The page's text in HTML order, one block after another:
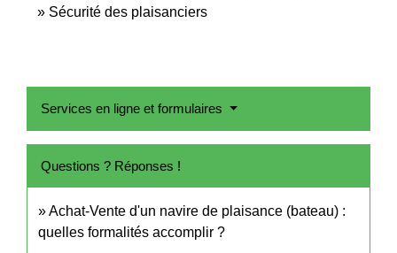
Sécurité des plaisanciers
Services en ligne et formulaires
Questions ? Réponses !
Achat-Vente d'un navire de plaisance (bateau) :
quelles formalités accomplir ?